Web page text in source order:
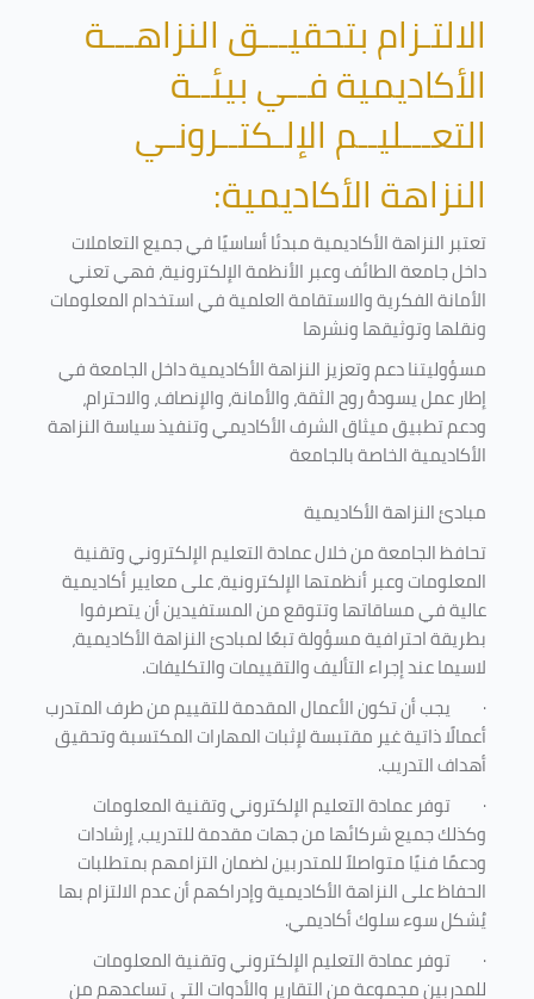
الالتـزام بتحقيـــق النزاهـــة
الأكاديمية فــي بيئــة
التعـــليــم الإلـكتــرونـي
النزاهة الأكاديمية:
تعتبر النزاهة الأكاديمية مبدئا أساسيًا في جميع التعاملات
داخل جامعة الطائف وعبر الأنظمة الإلكترونية، فهي تعني
الأمانة الفكرية والاستقامة العلمية في استخدام المعلومات
ونقلها وتوثيقها ونشرها
مسؤوليتنا دعم وتعزيز النزاهة الأكاديمية داخل الجامعة في
إطار عمل يسودهُ روح الثقة، والأمانة، والإنصاف، والاحترام،
ودعم تطبيق ميثاق الشرف الأكاديمي وتنفيذ سياسة النزاهة
الأكاديمية الخاصة بالجامعة
مبادئ النزاهة الأكاديمية
تحافظ الجامعة من خلال عمادة التعليم الإلكتروني وتقنية
المعلومات وعبر أنظمتها الإلكترونية، على معايير أكاديمية
عالية في مساقاتها وتتوقع من المستفيدين أن يتصرفوا
بطريقة احترافية مسؤولة تبعًا لمبادئ النزاهة الأكاديمية،
لاسيما عند إجراء التأليف والتقييمات والتكليفات.
· يجب أن تكون الأعمال المقدمة للتقييم من طرف المتدرب
أعمالًا ذاتية غير مقتبسة لإثبات المهارات المكتسبة وتحقيق
أهداف التدريب.
· توفر عمادة التعليم الإلكتروني وتقنية المعلومات
وكذلك جميع شركائها من جهات مقدمة للتدريب، إرشادات
ودعمًا فنيًا متواصلاً للمتدربين لضمان التزامهم بمتطلبات
الحفاظ على النزاهة الأكاديمية وإدراكهم أن عدم الالتزام بها
يُشكل سوء سلوك أكاديمي.
· توفر عمادة التعليم الإلكتروني وتقنية المعلومات
للمدربين مجموعة من التقارير والأدوات التي تساعدهم من